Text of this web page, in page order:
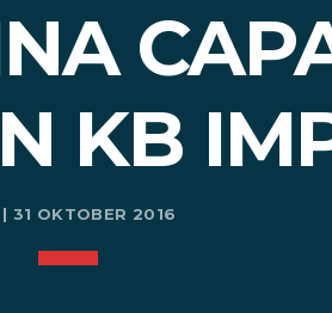
KB
31 OKTOBER 2016